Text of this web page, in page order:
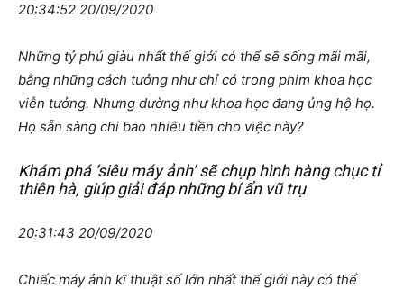
20:34:52 20/09/2020
Những tỷ phú giàu nhất thế giới có thể sẽ sống mãi mãi,
bằng những cách tưởng như chỉ có trong phim khoa học
viễn tưởng. Nhưng dường như khoa học đang ủng hộ họ.
Họ sẵn sàng chi bao nhiêu tiền cho việc này?
Khám phá ‘siêu máy ảnh’ sẽ chụp hình hàng chục tỉ
thiên hà, giúp giải đáp những bí ẩn vũ trụ
20:31:43 20/09/2020
Chiếc máy ảnh kĩ thuật số lớn nhất thế giới này có thể